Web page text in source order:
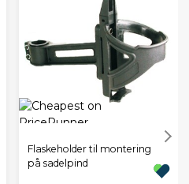
Flaskeholder til montering
på sadelpind